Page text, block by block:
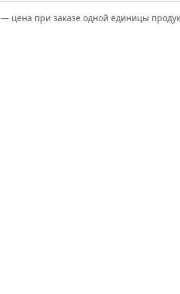
— цена при заказе одной единицы